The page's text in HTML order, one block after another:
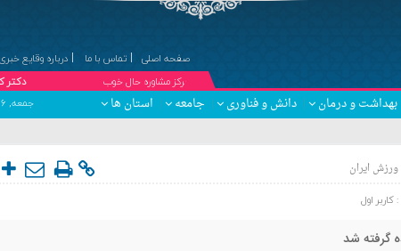
صفحه اصلی تماس با ما
درباره وقایع
۞مرکز مشاوره حال خوب
دکتر کبری
بهداشت و درمان دانش و فناوری جامعه استان ها جمعه, ۱۶ مرداد , ۱۴۰۵ برابر با 23 صفر 1448 - Friday, 7 August , 2026
ورزش ایران
:کاربر اول
گرفته شد